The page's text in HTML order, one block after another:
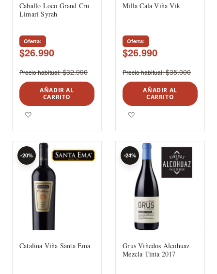
Caballo Loco Grand Cru
Limari Syrah
Oferta
$26.990
Precio habitual $32.990
AÑADIR AL
CARRITO
Milla Cala Viña Vik
Oferta
$26.990
Precio habitual $35.000
AÑADIR AL
CARRITO
Catalina Viña Santa Ema
-20%
Grus Viñedos Alcohuaz
Mezcla Tinta 2017
-24%